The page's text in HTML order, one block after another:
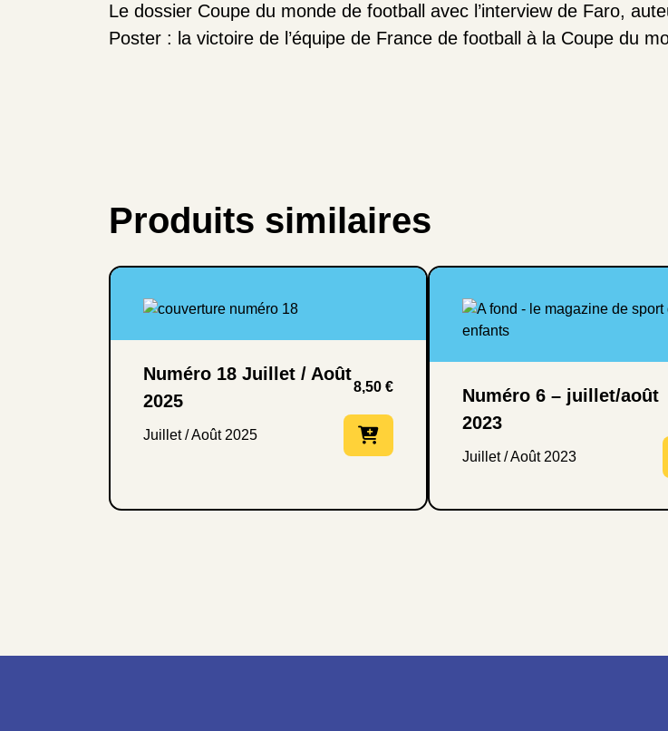
Le dossier Coupe du monde de football avec l’interview de Faro,
Poster : la victoire de l’équipe de France de football à la Coupe du
Produits similaires
Numéro 18 Juillet / Août
2025
8,50 €
Juillet / Août 2025
Numéro 6 – juillet/août
2023
Juillet / Août 2023